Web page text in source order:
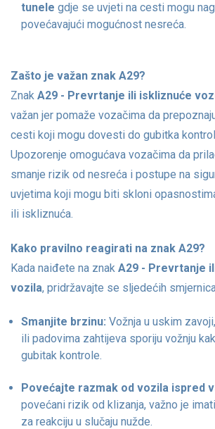
tunele gdje se uvjeti na cesti mogu
povećavajući mogućnost nesreća.
Zašto je važan znak A29?
Znak A29 - Prevrtanje ili iskliznuće
važan jer pomaže vozačima da
cesti koji mogu dovesti do gubitka
Upozorenje omogućava vozačima da
smanje rizik od nesreća i postupe na
uvjetima koji mogu biti skloni
ili iskliznuća.
Kako pravilno reagirati na znak A29?
Kada naiđete na znak A29 - Prevrtanje
vozila, pridržavajte se sljedećih
Smanjite brzinu: Vožnja u uskim
ili padovima zahtijeva sporiju vožnju
gubitak kontrole.
Povećajte razmak od vozila ispred
povećani rizik od klizanja, važno je
za reakciju u slučaju nužde.